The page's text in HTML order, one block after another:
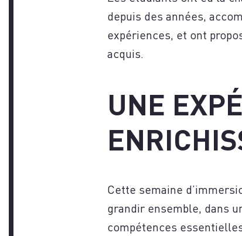
depuis des années,
expériences, et ont
acquis.
UNE
Cette semaine
grandir ensemble, dans
compétences